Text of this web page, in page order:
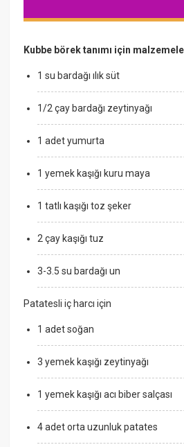
Kubbe börek tanımı için
1 su bardağı ılık süt
1/2 çay bardağı zeytinyağı
1 adet yumurta
1 yemek kaşığı kuru maya
1 tatlı kaşığı toz şeker
2 çay kaşığı tuz
3-3.5 su bardağı un
Patatesli iç harcı için
1 adet soğan
3 yemek kaşığı zeytinyağı
1 yemek kaşığı acı biber salçası
4 adet orta uzunluk patates